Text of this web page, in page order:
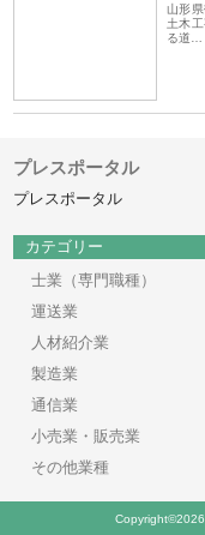
山形
土木
る道…
プレスポータル
プレスポータル
カテゴリー
士業（専門職種）
運送業
人材紹介業
製造業
通信業
小売業・販売業
その他業種
Copyright©2026